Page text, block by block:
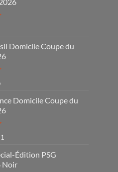
Domicile Coupe du
Domicile Coupe du
Édition PSG
Noir